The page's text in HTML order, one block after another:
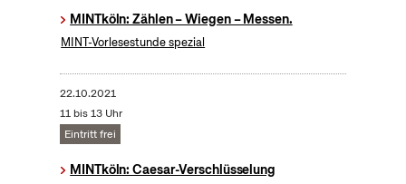
MINTköln: Zählen – Wiegen – Messen.
MINT-Vorlesestunde spezial
22.10.2021
11 bis 13 Uhr
Eintritt frei
MINTköln: Caesar-Verschlüsselung